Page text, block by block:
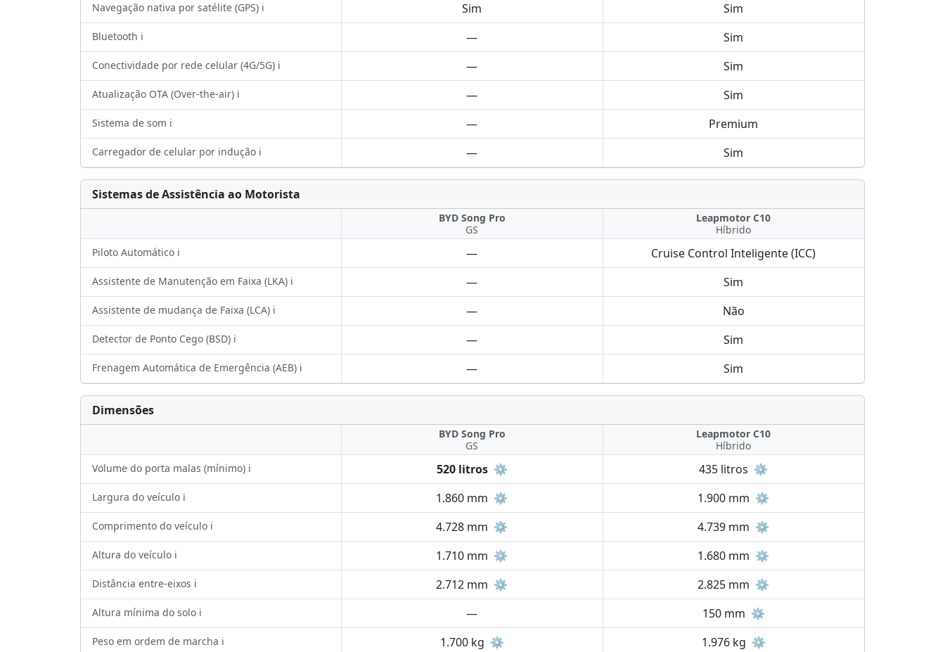
Navegação nativa por satélite (GPS) ℹ️ Sim Sim
Bluetooth ℹ️ — Sim
Conectividade por rede celular (4G/5G) ℹ️ — Sim
Atualização OTA (Over-the-air) ℹ️ — Sim
Sistema de som ℹ️ — Premium
Carregador de celular por indução ℹ️ — Sim
Sistemas de Assistência ao Motorista
BYD Song Pro
GS
Leapmotor C10
Híbrido
Piloto Automático ℹ️
— Cruise Control Inteligente (ICC)
Assistente de Manutenção em Faixa (LKA) ℹ️ — Sim
Assistente de mudança de Faixa (LCA) ℹ️ — Não
Detector de Ponto Cego (BSD) ℹ️ — Sim
Frenagem Automática de Emergência (AEB) ℹ️ — Sim
Dimensões
BYD Song Pro
GS
Leapmotor C10
Híbrido
Volume do porta malas (mínimo) ℹ️
520 litros ⚙️ 435 litros ⚙️
Largura do veículo ℹ️ 1.860 mm ⚙️ 1.900 mm ⚙️
Comprimento do veículo ℹ️ 4.728 mm ⚙️ 4.739 mm ⚙️
Altura do veículo ℹ️ 1.710 mm ⚙️ 1.680 mm ⚙️
Distância entre-eixos ℹ️ 2.712 mm ⚙️ 2.825 mm ⚙️
Altura mínima do solo ℹ️ — 150 mm ⚙️
Peso em ordem de marcha ℹ️ 1.700 kg ⚙️ 1.976 kg ⚙️